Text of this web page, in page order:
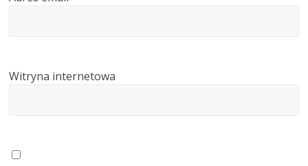
Witryna internetowa